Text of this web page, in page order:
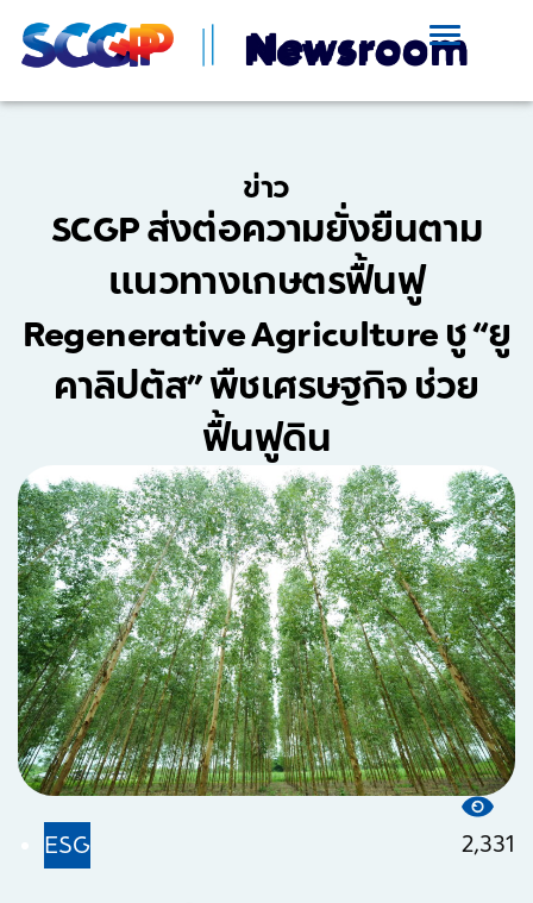
ข่าว
SCGP ส่งต่อความยั่งยืนตาม
แนวทางเกษตรฟื้นฟู
Regenerative Agriculture ชู “ยู
คาลิปตัส” พืชเศรษฐกิจ ช่วย
ฟื้นฟูดิน
ESG 2,331